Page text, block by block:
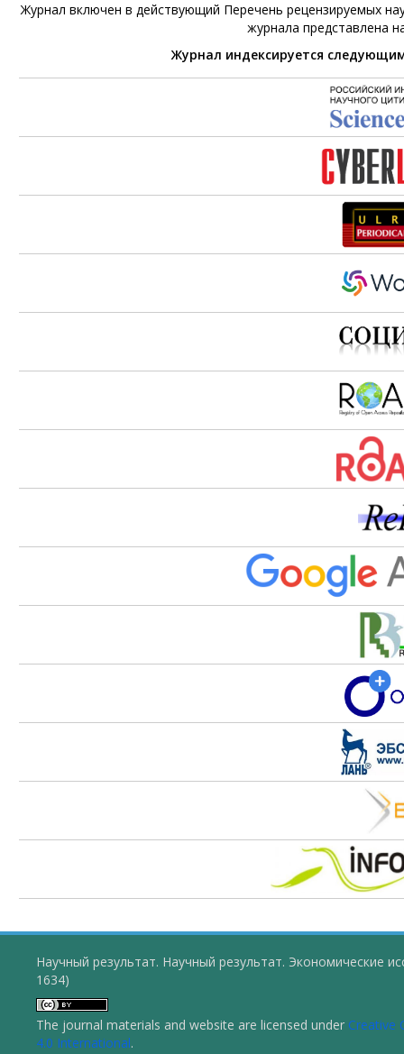
Журнал включен в действующий Перечень рецензируемых
журнала представлена
Журнал индексируется
Научный результат. Научный результат. Экономические
1634)
The journal materials and website are licensed under Creative
4.0 International.